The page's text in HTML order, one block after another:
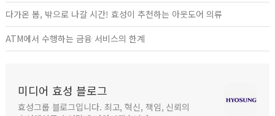
다가온 봄, 밖으로 나갈 시간! 효성이 추천하는 아웃도어 의류
ATM에서 수행하는 금융 서비스의 한계
미디어 효성 블로그
효성그룹 블로그입니다. 최고, 혁신, 책임, 신뢰의